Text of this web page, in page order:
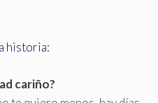
historia:
cariño?